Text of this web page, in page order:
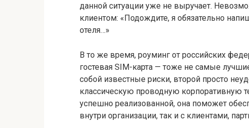
данной ситуации уже не выручает.
клиентом: «Подождите, я обязательно
отеля…»
В то же время, роуминг от российских
гостевая SIM-карта — тоже не самые
собой известные риски, второй просто
классическую проводную корпоративную
успешно реализованной, она поможет
внутри организации, так и с клиентами,